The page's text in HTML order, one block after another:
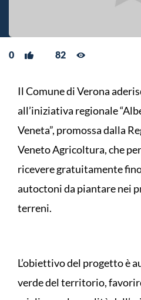
0 82
Il Comune di Verona
all’iniziativa regionale
Veneta”, promossa dalla
Veneto Agricoltura, che
ricevere gratuitamente
autoctoni da piantare nei
terreni.
L’obiettivo del progetto è
verde del territorio,